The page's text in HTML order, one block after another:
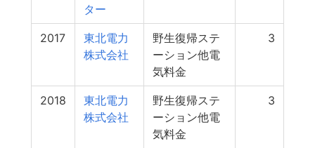
ター
2017
東北電力
株式会社
野生復帰ステ
ーション他電
気料金
3
2018
東北電力
株式会社
野生復帰ステ
ーション他電
気料金
3